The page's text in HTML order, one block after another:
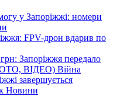
у Запоріжжі: номери
FPV-дрон вдарив по
Запоріжжя передало
ВІДЕО) Війна
завершується
Новини